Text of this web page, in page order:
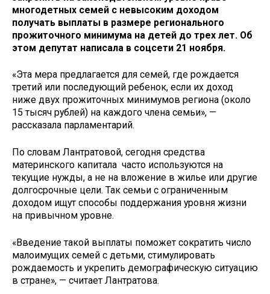
многодетных семей с невысоким доходом
получать выплаты в размере регионального
прожиточного минимума на детей до трех лет. Об
этом депутат написала в соцсети 21 ноября.
«Эта мера предлагается для семей, где рождается
третий или последующий ребенок, если их доход
ниже двух прожиточных минимумов региона (около
15 тысяч рублей) на каждого члена семьи», —
рассказала парламентарий.
По словам Лантратовой, сегодня средства
материнского капитала часто используются на
текущие нужды, а не на вложение в жилье или другие
долгосрочные цели. Так семьи с ограниченным
доходом ищут способы поддержания уровня жизни
на привычном уровне.
«Введение такой выплаты поможет сократить число
малоимущих семей с детьми, стимулировать
рождаемость и укрепить демографическую ситуацию
в стране», — считает Лантратова.